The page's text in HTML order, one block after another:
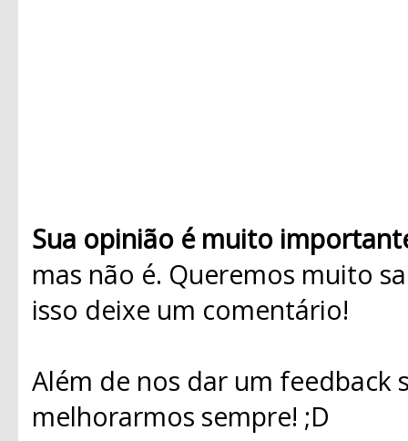
Sua opinião é muito
mas não é. Queremos muito
isso deixe um comentário!
Além de nos dar um
melhorarmos sempre! ;D